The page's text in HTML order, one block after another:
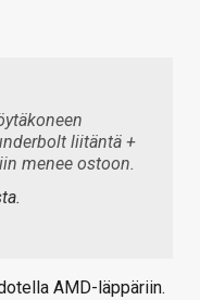
liitäntä +
menee ostoon.
AMD-läppäriin.